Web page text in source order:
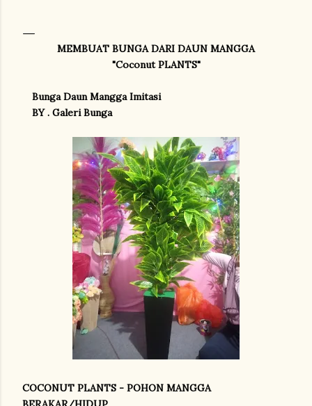
MEMBUAT BUNGA DARI DAUN MANGGA
"Coconut PLANTS"
Bunga Daun Mangga Imitasi
BY . Galeri Bunga
COCONUT PLANTS - POHON MANGGA